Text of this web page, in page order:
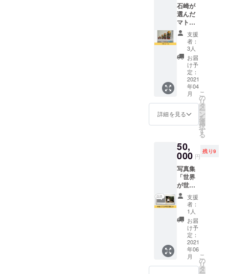
石崎が
選んだ
マト
リョー
シカを
お送り
しま
す。 ※
送料込
みのお
値段で
す。 ※
販売許
可を
取って
出品し
ます。
支援
者：
3人
お届
け予
定：
2021
年04
月
詳細を見る
こ
の
リ
タ
ー
ン
を
選
択
す
る
50,
000 円
残り9
写真集
「世界
が世界
に伝え
るメッ
セー
ジ」に
あなた
の写真
を掲載
しま
す。 ホ
ワイト
支援
者：
1人
お届
け予
定：
2021
年06
月
こ
の
リ
タ